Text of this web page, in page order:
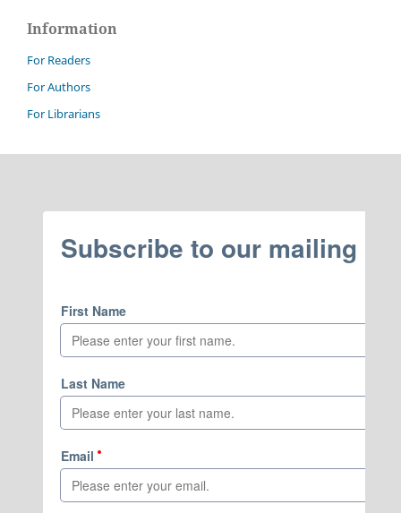
Information
For Readers
For Authors
For Librarians